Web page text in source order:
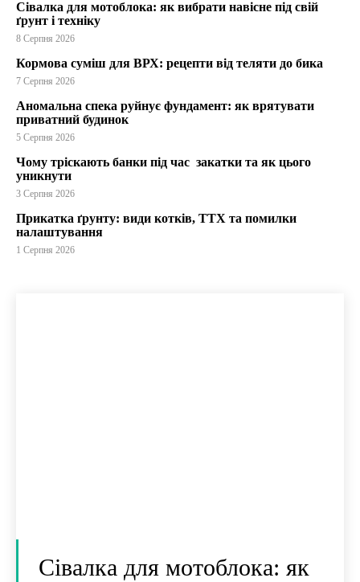
Сівалка для мотоблока: як вибрати навісне під свій
ґрунт і техніку
8 Серпня 2026
Кормова суміш для ВРХ: рецепти від теляти до бика
7 Серпня 2026
Аномальна спека руйнує фундамент: як врятувати
приватний будинок
5 Серпня 2026
Чому тріскають банки під час закатки та як цього
уникнути
3 Серпня 2026
Прикатка ґрунту: види котків, ТТХ та помилки
налаштування
1 Серпня 2026
Сівалка для мотоблока: як